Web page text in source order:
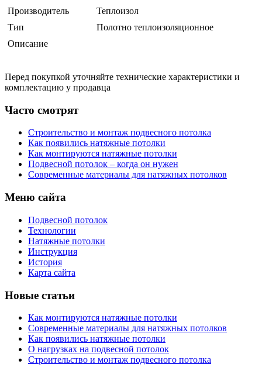
Производитель
Теплоизол
Тип
Полотно теплоизоляционное
Описание
Перед покупкой уточняйте технические характеристики и
комплектацию у продавца
Часто смотрят
Строительство и монтаж подвесного потолка
Как появились натяжные потолки
Как монтируются натяжные потолки
Подвесной потолок – когда он нужен
Современные материалы для натяжных потолков
Меню сайта
Подвесной потолок
Технологии
Натяжные потолки
Инструкция
История
Карта сайта
Новые статьи
Как монтируются натяжные потолки
Современные материалы для натяжных потолков
Как появились натяжные потолки
О нагрузках на подвесной потолок
Строительство и монтаж подвесного потолка